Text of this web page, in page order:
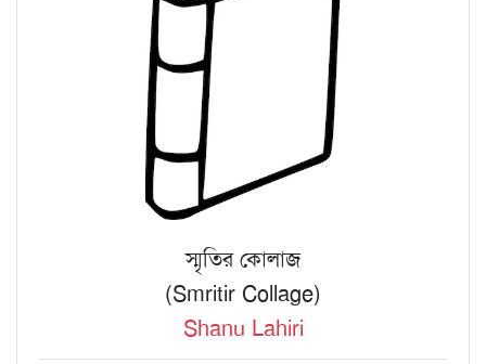
স্মৃতির কোলাজ
(Smritir Collage)
Shanu Lahiri